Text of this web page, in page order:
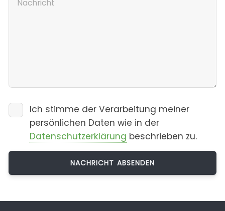
Ich stimme der Verarbeitung meiner
persönlichen Daten wie in der
Datenschutzerklärung beschrieben zu.